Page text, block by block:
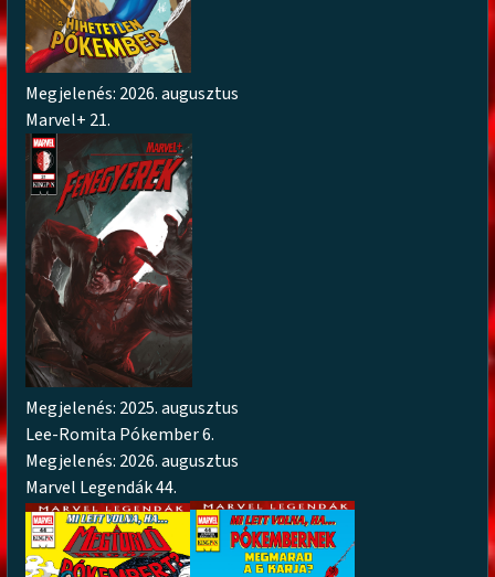
Megjelenés: 2026. augusztus
Marvel+ 21.
Megjelenés: 2025. augusztus
Lee-Romita Pókember 6.
Megjelenés: 2026. augusztus
Marvel Legendák 44.